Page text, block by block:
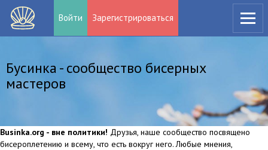
Войти Зарегистрироваться
Бусинка - сообщество бисерных
мастеров
Businka.org - вне политики! Друзья, наше сообщество посвящено
бисероплетению и всему, что есть вокруг него. Любые мнения,